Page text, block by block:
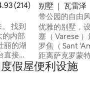
评分 4.93 分（满分 5 分），
(214)
找到
的内部
丽的湖
直接进
底
，该别
别墅 ｜ 瓦雷泽
带公园的自由风格
优雅的别墅，设有
塞（ Varese ）最
罗焦（ Sant
距离萨克罗蒙特（
遗产）仅10分钟
钟车程，是步行
假屋便利设施